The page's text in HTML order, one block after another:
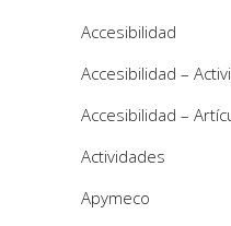
Accesibilidad
Accesibilidad –
Accesibilidad –
Actividades
Apymeco